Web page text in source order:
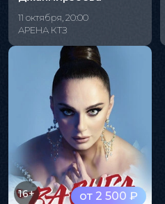
11 октября, 20:00
АРЕНА КТЗ
от 2 500 ₽
16+